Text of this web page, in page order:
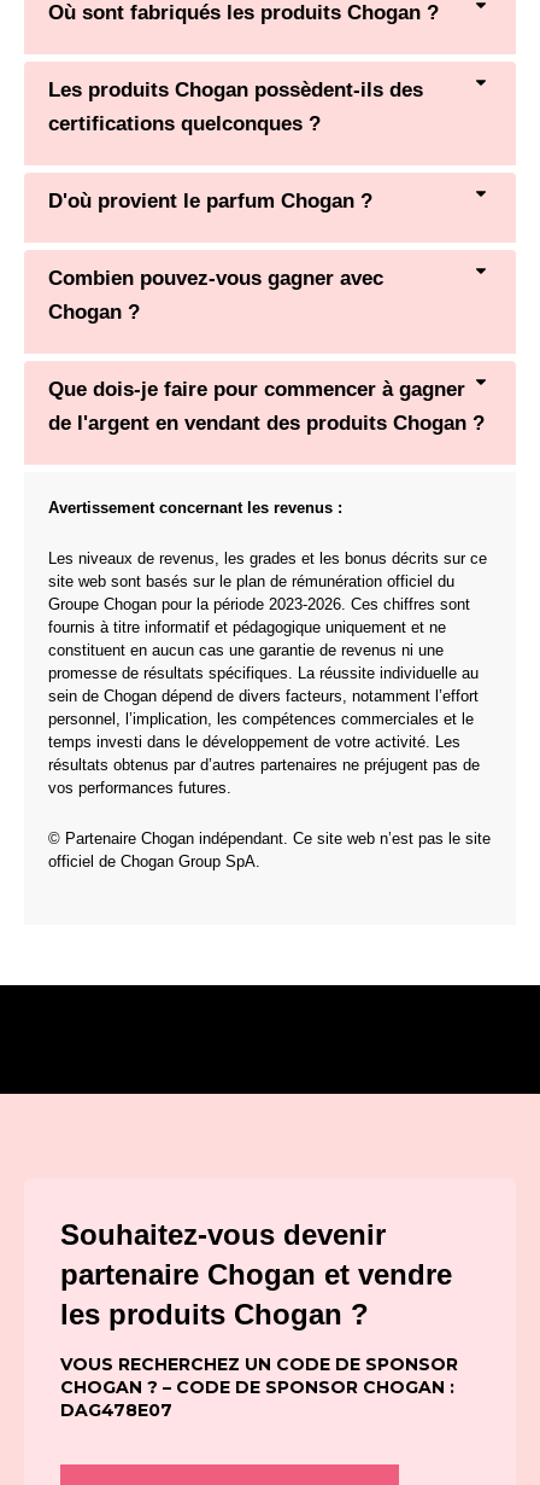
Où sont fabriqués les produits Chogan ?
Les produits Chogan possèdent-ils des
certifications quelconques ?
D'où provient le parfum Chogan ?
Combien pouvez-vous gagner avec
Chogan ?
Que dois-je faire pour commencer à gagner
de l'argent en vendant des produits Chogan ?
Avertissement concernant les revenus :
Les niveaux de revenus, les grades et les bonus décrits sur ce
site web sont basés sur le plan de rémunération officiel du
Groupe Chogan pour la période 2023-2026. Ces chiffres sont
fournis à titre informatif et pédagogique uniquement et ne
constituent en aucun cas une garantie de revenus ni une
promesse de résultats spécifiques. La réussite individuelle au
sein de Chogan dépend de divers facteurs, notamment l’effort
personnel, l’implication, les compétences commerciales et le
temps investi dans le développement de votre activité. Les
résultats obtenus par d’autres partenaires ne préjugent pas de
vos performances futures.
© Partenaire Chogan indépendant. Ce site web n’est pas le site
officiel de Chogan Group SpA.
Souhaitez-vous devenir
partenaire Chogan et vendre
les produits Chogan ?
VOUS RECHERCHEZ UN CODE DE SPONSOR
CHOGAN ? – CODE DE SPONSOR CHOGAN :
DAG478E07